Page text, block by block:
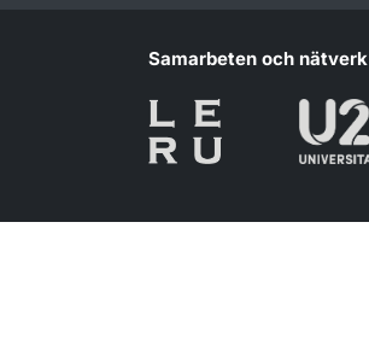
Samarbeten och nätverk